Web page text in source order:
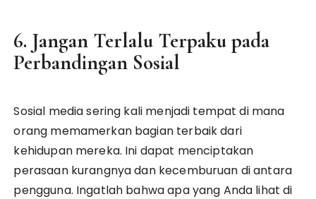
6. Jangan Terlalu Terpaku pada
Perbandingan Sosial
Sosial media sering kali menjadi tempat di mana
orang memamerkan bagian terbaik dari
kehidupan mereka. Ini dapat menciptakan
perasaan kurangnya dan kecemburuan di antara
pengguna. Ingatlah bahwa apa yang Anda lihat di